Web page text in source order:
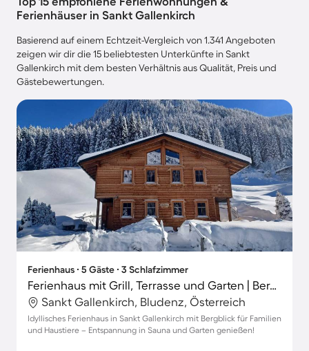
Ferienhäuser in Sankt Gallenkirch
Basierend auf einem Echtzeit-Vergleich von 1.341 Angeboten
zeigen wir dir die 15 beliebtesten Unterkünfte in Sankt
Gallenkirch mit dem besten Verhältnis aus Qualität, Preis und
Gästebewertungen.
Ferienhaus ∙ 5 Gäste ∙ 3 Schlafzimmer
Ferienhaus mit Grill, Terrasse und Garten | Bergblick
Sankt Gallenkirch, Bludenz, Österreich
Idyllisches Ferienhaus in Sankt Gallenkirch mit Bergblick für Familien
und Haustiere – Entspannung in Sauna und Garten genießen!